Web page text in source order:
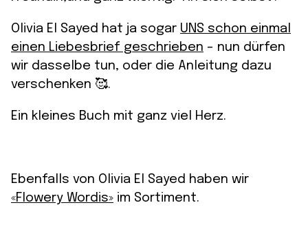
Olivia El Sayed hat ja sogar UNS schon einmal
einen Liebesbrief geschrieben – nun dürfen
wir dasselbe tun, oder die Anleitung dazu
verschenken 🥰.
Ein kleines Buch mit ganz viel Herz.
Ebenfalls von Olivia El Sayed haben wir
«Flowery Wordis» im Sortiment.